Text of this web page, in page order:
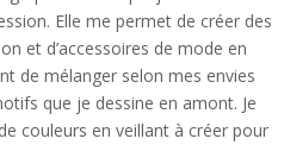
Elle me permet de créer des
et d’accessoires de mode en
de mélanger selon mes envies
que je dessine en amont. Je
couleurs en veillant à créer pour